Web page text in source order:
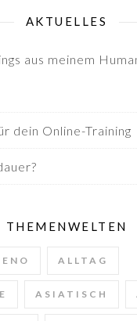
AKTUELLES
aus meinem
dein Online-Training
THEMENWELTEN
ALLTAG
ASIATISCH